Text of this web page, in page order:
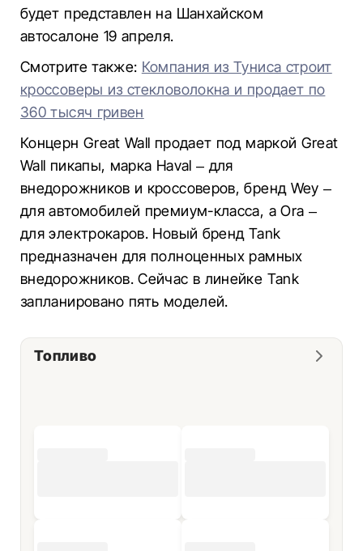
будет представлен на Шанхайском
автосалоне 19 апреля.
Смотрите также: Компания из Туниса строит
кроссоверы из стекловолокна и продает по
360 тысяч гривен
Концерн Great Wall продает под маркой Great
Wall пикапы, марка Haval – для
внедорожников и кроссоверов, бренд Wey –
для автомобилей премиум-класса, а Ora –
для электрокаров. Новый бренд Tank
предназначен для полноценных рамных
внедорожников. Сейчас в линейке Tank
запланировано пять моделей.
Топливо